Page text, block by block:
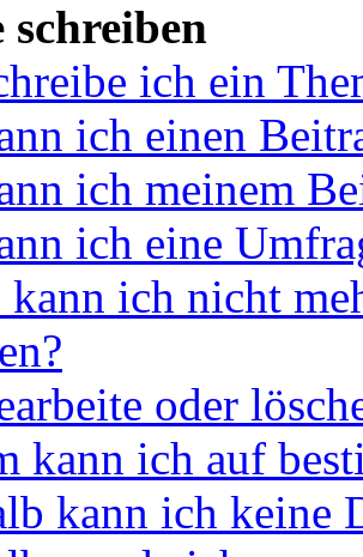
schreiben
ich ein
ich einen
ich meinem
ich eine
kann ich nicht
oder
kann ich auf
kann ich keine